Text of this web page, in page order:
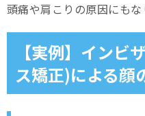
頭痛や肩こりの原因にもな
【実例】インビ
ス矯正)による顔